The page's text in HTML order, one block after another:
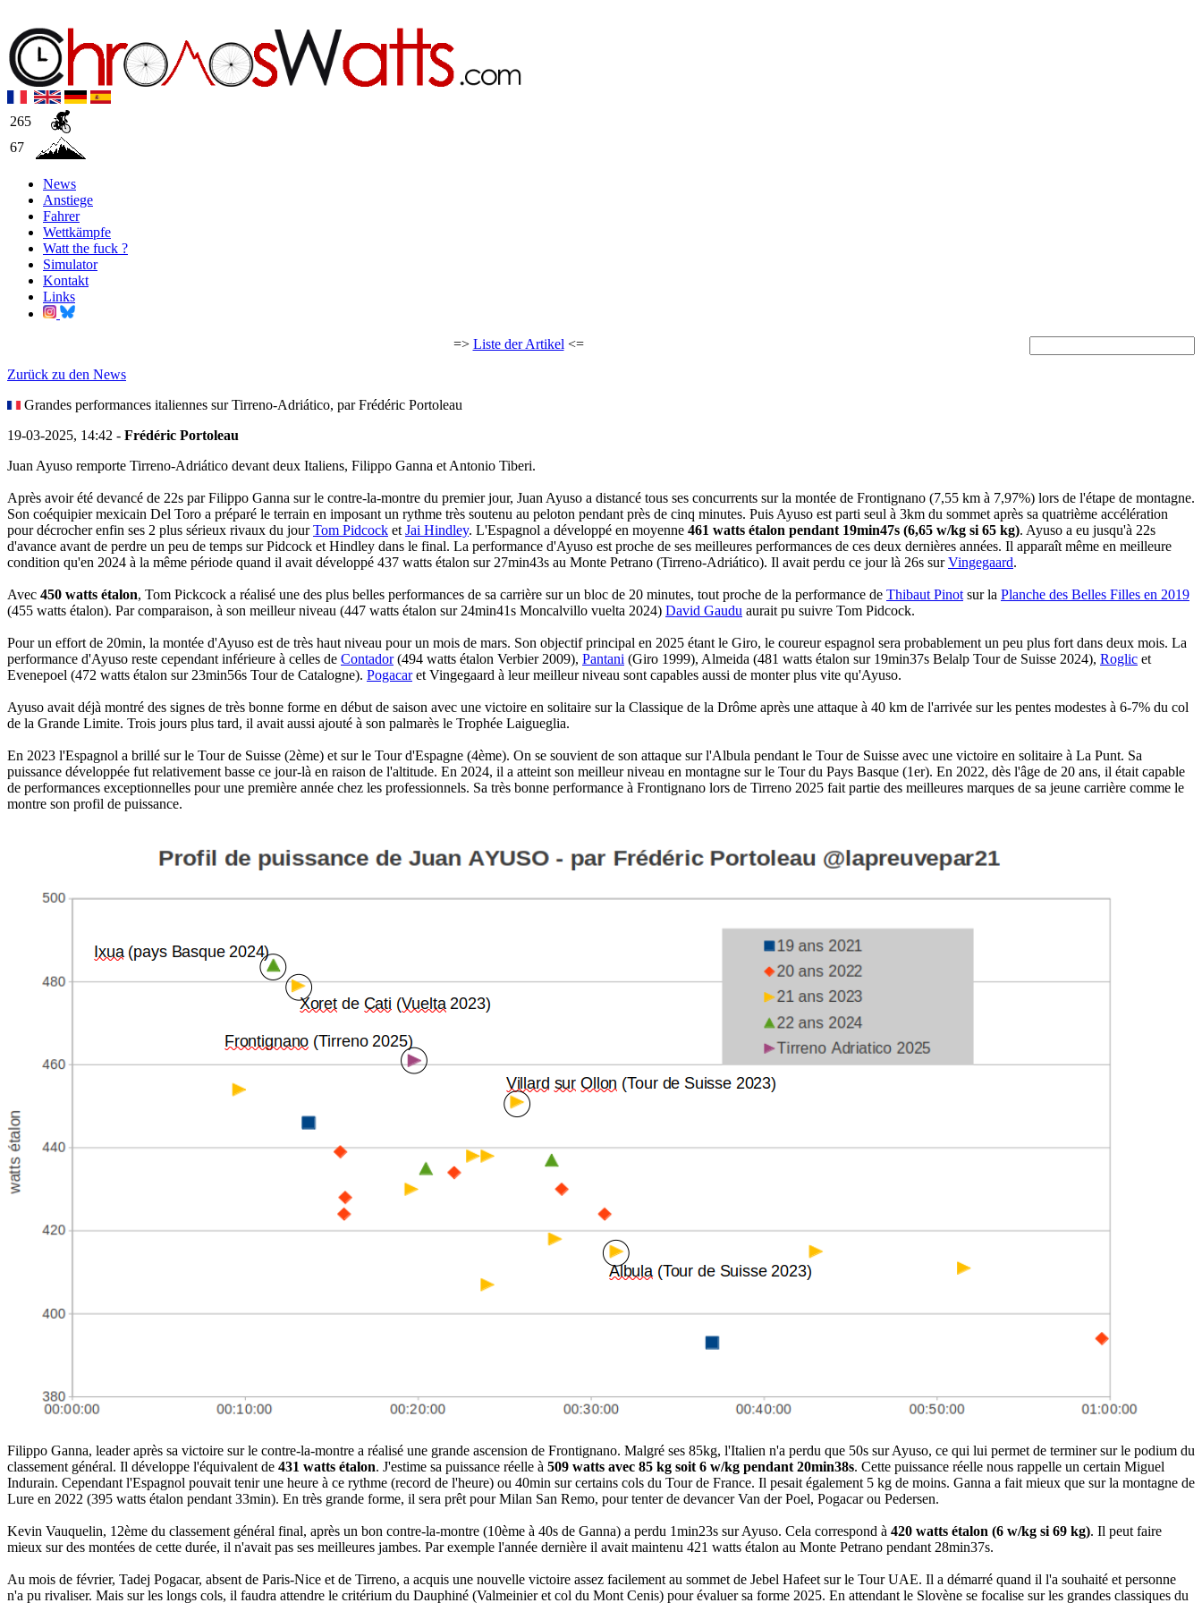
265
67
News
Anstiege
Fahrer
Wettkämpfe
Watt the fuck ?
Simulator
Kontakt
Links
=> Liste der Artikel <=
Zurück zu den News
Grandes performances italiennes sur Tirreno-Adriático, par Frédéric Portoleau
19-03-2025, 14:42 - Frédéric Portoleau
Juan Ayuso remporte Tirreno-Adriático devant deux Italiens, Filippo Ganna et Antonio Tiberi.
Après avoir été devancé de 22s par Filippo Ganna sur le contre-la-montre du premier jour, Juan Ayuso a distancé tous ses concurrents sur la montée de Frontignano (7,55 km à 7,97%) lors de l'étape de montagne.
Son coéquipier mexicain Del Toro a préparé le terrain en imposant un rythme très soutenu au peloton pendant près de cinq minutes. Puis Ayuso est parti seul à 3km du sommet après sa quatrième accélération
pour décrocher enfin ses 2 plus sérieux rivaux du jourTom Pidcock et Jai Hindley. L'Espagnol a développé en moyenne 461 watts étalon pendant 19min47s (6,65 w/kg si 65 kg). Ayuso a eu jusqu'à 22s
d'avance avant de perdre un peu de temps sur Pidcock et Hindley dans le final. La performance d'Ayuso est proche de ses meilleures performances de ces deux dernières années. Il apparaît même en meilleure
condition qu'en 2024 à la même période quand il avait développé 437 watts étalon sur 27min43s au Monte Petrano (Tirreno-Adriático). Il avait perdu ce jour là 26s surVingegaard.
Avec 450 watts étalon, Tom Pickcock a réalisé une des plus belles performances de sa carrière sur un bloc de 20 minutes, tout proche de la performance de Thibaut Pinot sur la Planche des Belles Filles en 2019
(455 watts étalon). Par comparaison, à son meilleur niveau (447 watts étalon sur 24min41s Moncalvillo vuelta 2024) David Gaudu aurait pu suivre Tom Pidcock.
Pour un effort de 20min, la montée d'Ayuso est de très haut niveau pour un mois de mars. Son objectif principal en 2025 étant le Giro, le coureur espagnol sera probablement un peu plus fort dans deux mois. La
performance d'Ayuso reste cependant inférieure à celles de Contador(494 watts étalon Verbier 2009), Pantani (Giro 1999), Almeida (481 watts étalon sur 19min37s Belalp Tour de Suisse 2024), Roglic et
Evenepoel (472 watts étalon sur 23min56s Tour de Catalogne). Pogacaret Vingegaard à leur meilleur niveau sont capables aussi de monter plus vite qu'Ayuso.
Ayuso avait déjà montré des signes de très bonne forme en début de saison avec une victoire en solitaire sur la Classique de la Drôme après une attaque à 40 km de l'arrivée sur les pentes modestes à 6-7% du col
de la Grande Limite. Trois jours plus tard, il avait aussi ajouté à son palmarès le Trophée Laigueglia.
En 2023 l'Espagnol a brillé sur le Tour de Suisse (2ème) et sur le Tour d'Espagne (4ème). On se souvient de son attaque sur l'Albula pendant le Tour de Suisse avec une victoire en solitaire à La Punt. Sa
puissance développée fut relativement basse ce jour-là en raison de l'altitude. En 2024, il a atteint son meilleur niveau en montagne sur le Tour du Pays Basque (1er). En 2022, dès l'âge de 20 ans, il était capable
de performances exceptionnelles pour une première année chez les professionnels. Sa très bonne performance à Frontignano lors de Tirreno 2025 fait partie des meilleures marques de sa jeune carrière comme le
montre son profil de puissance.
Filippo Ganna, leader après sa victoire sur le contre-la-montre a réalisé une grande ascension de Frontignano. Malgré ses 85kg, l'Italien n'a perdu que 50s sur Ayuso, ce qui lui permet de terminer sur le podium du
classement général. Il développe l'équivalent de 431 watts étalon. J'estime sa puissance réelle à 509 watts avec 85 kg soit 6 w/kg pendant 20min38s. Cette puissance réelle nous rappelle un certain Miguel
Indurain. Cependant l'Espagnol pouvait tenir une heure à ce rythme (record de l'heure) ou 40min sur certains cols du Tour de France. Il pesait également 5 kg de moins. Ganna a fait mieux que sur la montagne de
Lure en 2022 (395 watts étalon pendant 33min). En très grande forme, il sera prêt pour Milan San Remo, pour tenter de devancer Van der Poel, Pogacar ou Pedersen.
Kevin Vauquelin, 12ème du classement général final, après un bon contre-la-montre (10ème à 40s de Ganna) a perdu 1min23s sur Ayuso. Cela correspond à 420 watts étalon (6 w/kg si 69 kg). Il peut faire
mieux sur des montées de cette durée, il n'avait pas ses meilleures jambes. Par exemple l'année dernière il avait maintenu 421 watts étalon au Monte Petrano pendant 28min37s.
Au mois de février, Tadej Pogacar, absent de Paris-Nice et de Tirreno, a acquis une nouvelle victoire assez facilement au sommet de Jebel Hafeet sur le Tour UAE. Il a démarré quand il l'a souhaité et personne
n'a pu rivaliser. Mais sur les longs cols, il faudra attendre le critérium du Dauphiné (Valmeinier et col du Mont Cenis) pour évaluer sa forme 2025. En attendant le Slovène se focalise sur les grandes classiques du